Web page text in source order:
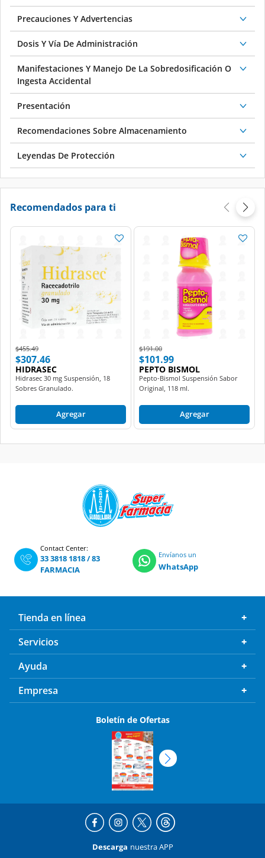
Precauciones Y Advertencias
Dosis Y Vía De Administración
Manifestaciones Y Manejo De La Sobredosificación O
Ingesta Accidental
Presentación
Recomendaciones Sobre Almacenamiento
Leyendas De Protección
Recomendados para ti
Price reduced from
$455.49to
$307.46
HIDRASEC
Hidrasec 30 mg Suspensión, 18
Sobres Granulado.
Agregar
Price reduced from
$191.00to
$101.99
PEPTO BISMOL
Pepto-Bismol Suspensión Sabor
Original, 118 ml.
Agregar
Contact Center:
33 3818 1818/83
FARMACIA
Envíanos un
WhatsApp
Tienda en línea
Servicios
Ayuda
Empresa
Boletín de Ofertas
Descarga nuestra APP